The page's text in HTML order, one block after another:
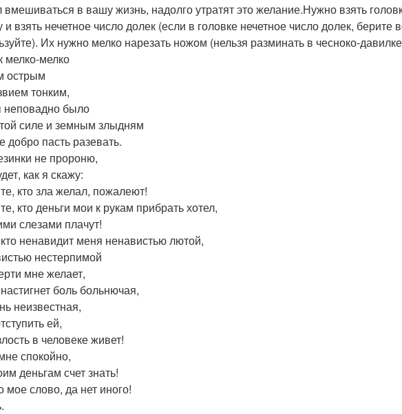
в вашу жизнь, надолго утратят это желание.Нужно взять
и взять нечетное число долек (если в головке нечетное число долек, берите
Их нужно мелко нарезать ножом (нельзя разминать в чесноко-
мелко-мелко
острым
тонким,
неповадно было
силе и земным злыдням
добро пасть разевать.
не пророню,
как я скажу:
кто зла желал, пожалеют!
кто деньги мои к рукам прибрать хотел,
слезами плачут!
ненавидит меня ненавистью лютой,
нестерпимой
мне желает,
боль больнючая,
неизвестная,
ей,
в человеке живет!
спокойно,
деньгам счет знать!
мое слово, да нет иного!